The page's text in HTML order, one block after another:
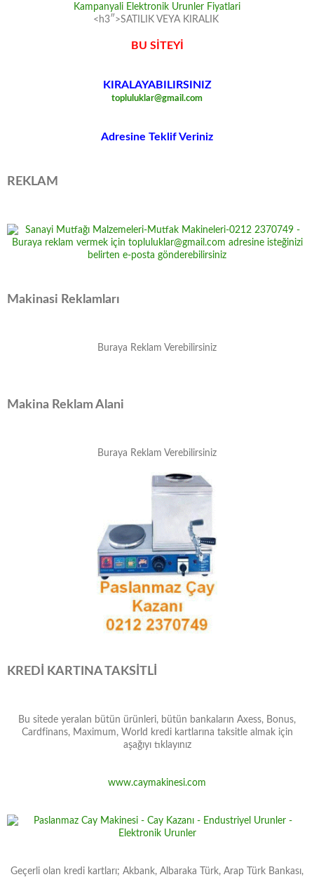
<h3″>SATILIK VEYA KIRALIK
BU SİTEYİ
KIRALAYABILIRSINIZ
topluluklar@gmail.com
Adresine Teklif Veriniz
REKLAM
Makinasi Reklamları
Buraya Reklam Verebilirsiniz
Makina Reklam Alani
Buraya Reklam Verebilirsiniz
KREDİ KARTINA TAKSİTLİ
Bu sitede yeralan bütün ürünleri, bütün bankaların Axess, Bonus,
Cardfinans, Maximum, World kredi kartlarına taksitle almak için
aşağıyı tıklayınız
www.caymakinesi.com
Geçerli olan kredi kartları; Akbank, Albaraka Türk, Arap Türk Bankası,